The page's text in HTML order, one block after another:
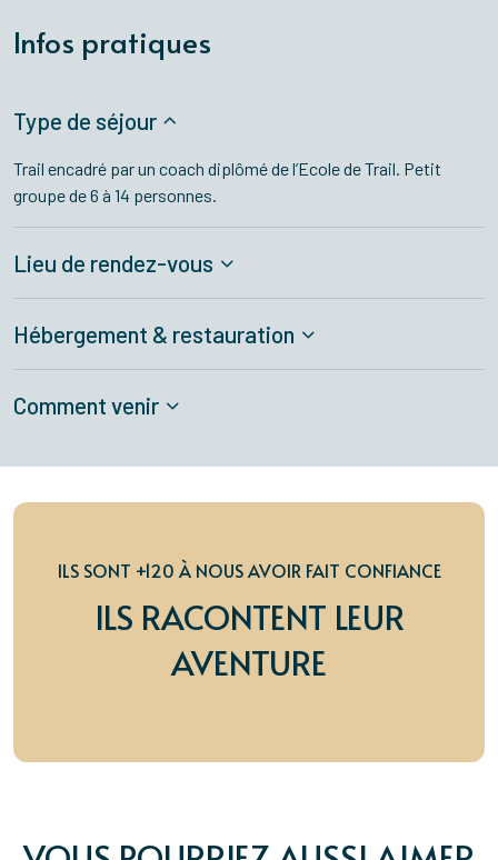
Infos pratiques
Type de séjour
Trail encadré par un coach diplômé de l’Ecole de Trail. Petit
groupe de 6 à 14 personnes.
Lieu de rendez-vous
Hébergement & restauration
Comment venir
ILS SONT +120 À NOUS AVOIR FAIT CONFIANCE
ILS RACONTENT LEUR
AVENTURE